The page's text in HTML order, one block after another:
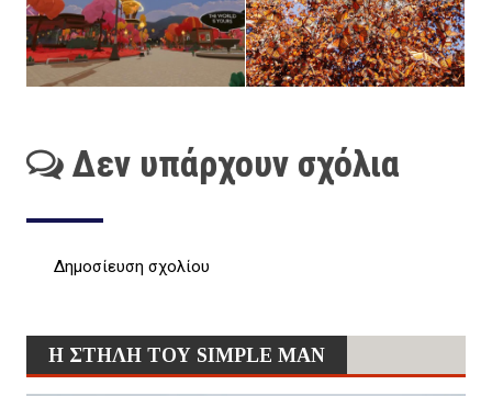
Δεν υπάρχουν σχόλια
Δημοσίευση σχολίου
Η ΣΤΗΛΗ ΤΟΥ SIMPLE MAN